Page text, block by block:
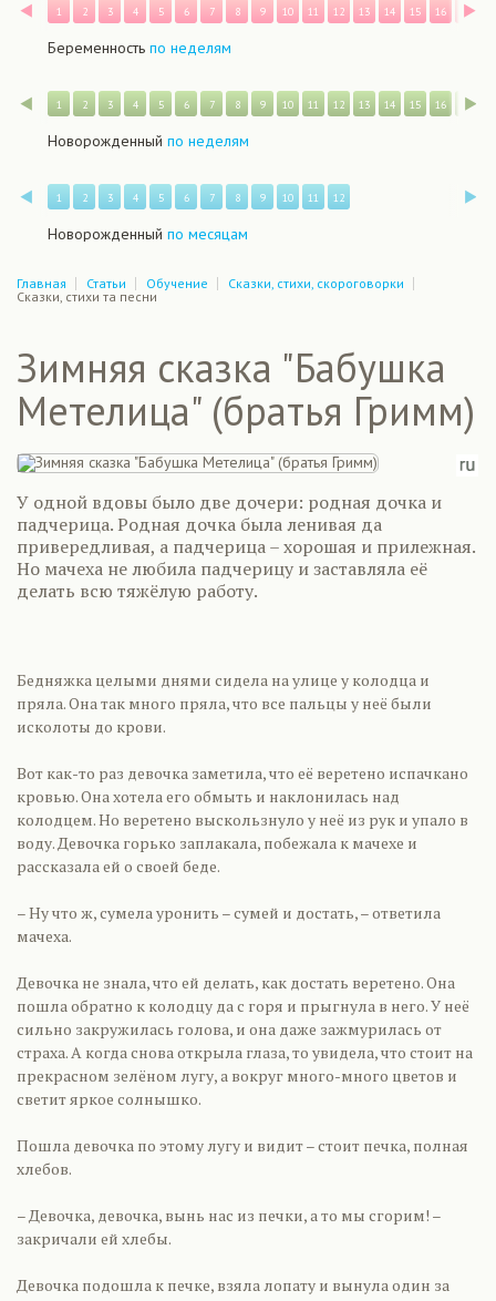
Назад
1 2 3 4 5 6 7 8 9 10 11 12 13 14 15 16 17
Беременность по неделям
Назад
1 2 3 4 5 6 7 8 9 10 11 12 13 14 15 16 17
Новорожденный по неделям
Назад
1 2 3 4 5 6 7 8 9 10 11 12
Новорожденный по месяцам
Главная Статьи Обучение
Сказки, стихи, скороговорки
Сказки, стихи та песни
Зимняя сказка "Бабушка
Метелица" (братья Гримм)
У одной вдовы было две дочери: родная дочка и
падчерица. Родная дочка была ленивая да
привередливая, а падчерица – хорошая и прилежная.
Но мачеха не любила падчерицу и заставляла её
делать всю тяжёлую работу.
Бедняжка целыми днями сидела на улице у колодца и
пряла. Она так много пряла, что все пальцы у неё были
исколоты до крови.
Вот как-то раз девочка заметила, что её веретено испачкано
кровью. Она хотела его обмыть и наклонилась над
колодцем. Но веретено выскользнуло у неё из рук и упало в
воду. Девочка горько заплакала, побежала к мачехе и
рассказала ей о своей беде.
– Ну что ж, сумела уронить – сумей и достать, – ответила
мачеха.
Девочка не знала, что ей делать, как достать веретено. Она
пошла обратно к колодцу да с горя и прыгнула в него. У неё
сильно закружилась голова, и она даже зажмурилась от
страха. А когда снова открыла глаза, то увидела, что стоит на
прекрасном зелёном лугу, а вокруг много-много цветов и
светит яркое солнышко.
Пошла девочка по этому лугу и видит – стоит печка, полная
хлебов.
– Девочка, девочка, вынь нас из печки, а то мы сгорим! –
закричали ей хлебы.
Девочка подошла к печке, взяла лопату и вынула один за